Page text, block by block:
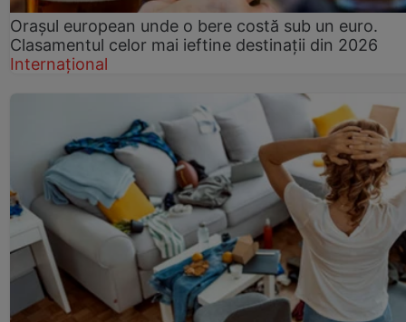
Orașul european unde o bere costă sub un euro.
Clasamentul celor mai ieftine destinații din 2026
Internațional